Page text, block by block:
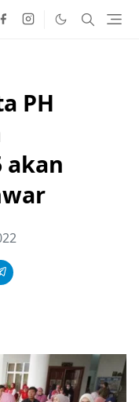
PH
akan